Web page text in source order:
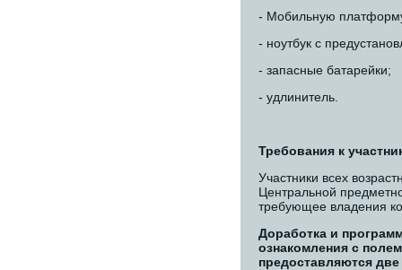
- Мобильную платформу
- ноутбук с
- запасные батарейки;
- удлинитель.
Требования к
Участники всех
Центральной
требующее владения
Доработка и
ознакомления с
предоставляются